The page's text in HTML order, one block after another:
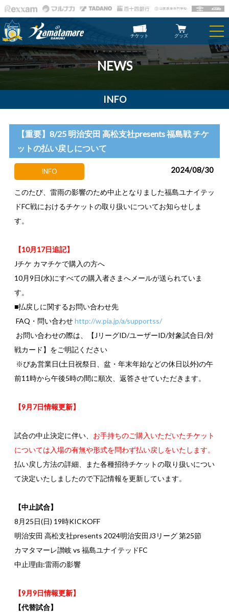
チケット グッズ
NEWS
INFO
【重要】8/25 明治安田 高松支社presents 福島戦 チケ
ットの払い戻しについて
INFO 2024/08/30
このたび、雷雨の影響のため中止となりました福島ユナイテッ
ドFC戦におけるチケットの取り扱いについてお知らせしま
す。
【10月17日追記】
Jチケ カマチケで購入の方へ
10月9日(水)にすべての購入者さまへメールが送られていま
す。
■払戻しに関するお問い合わせ先
FAQ・問い合わせhttp://w.pia.jp/a/supportss/
お問い合わせの際は、【JリーグID/ユーザーID/対象試合日/対
戦カード】をご明記ください
※ぴあ営業日(土日祝祭日、盆・年末年始などの休日以外)の午
前11時から午後5時の間に順次、返答させていただきます。
【9月7日情報更新】
試合の中止決定に伴い、 お手持ちのご購入いただいたチケット
については入場の有無や形式を問わず払い戻しをいたします。
払い戻し方法の詳細、また各種招待チケットの取り扱いについ
て決定いたしましたので下記情報を更新しています。
【中止試合】
8月25日(日) 19時KICKOFF
明治安田 高松支社presents 2024明治安田J3リーグ 第25節
カマタマーレ讃岐 vs 福島ユナイテッドFC
中止理由:雷雨の影響
【9月9日情報更新】
【代替試合】